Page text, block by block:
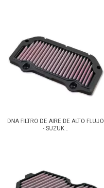
DNA FILTRO DE AIRE DE ALTO FLUJO
- SUZUK...